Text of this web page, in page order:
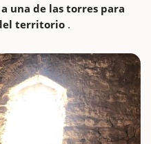
una de las torres para
territorio .